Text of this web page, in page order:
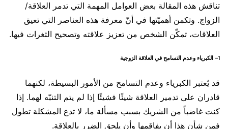
تناقش هذه المقالة بعض العوامل المهمة التي تدمر العلاقة/
الزواج. وتكمن أهميّتها في أنّ معرفة هذه العناصر التي تعيق
العلاقات، تمكّن الشخص من تعزيز علاقته وتصحيح الثغرات فيها.
1- الكبرياء وعدم التسامح في العلاقة الزوجية
قد يُعتبر الكبرياء وعدم التسامح من الأمور البسيطة، لكنهما
قادران على تدمير العلاقة شيئًا فشيئًا إذا لم يتم التنبّه لهما. إذا
كنت غاضباً من الشريك بسبب مسألة ما، لا تدع المشكلة تطول
فمن شأن هذا أن يفاقمها وأن يلحق الضرر بالعلاقة.